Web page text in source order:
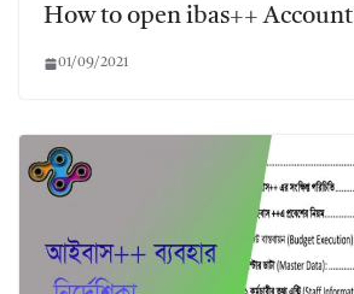
How to open ibas++ Account
01/09/2021